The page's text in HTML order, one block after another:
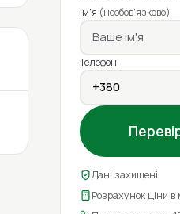
Ім'я (необов'язково)
Телефон
Дані захищені
Розрахунок ціни в